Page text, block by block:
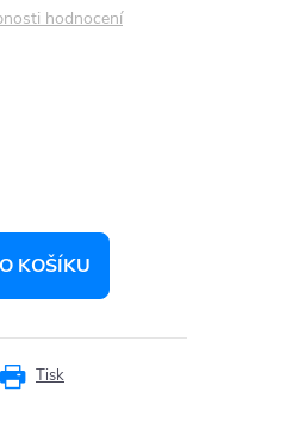
hodnocení
KOŠÍKU
Tisk